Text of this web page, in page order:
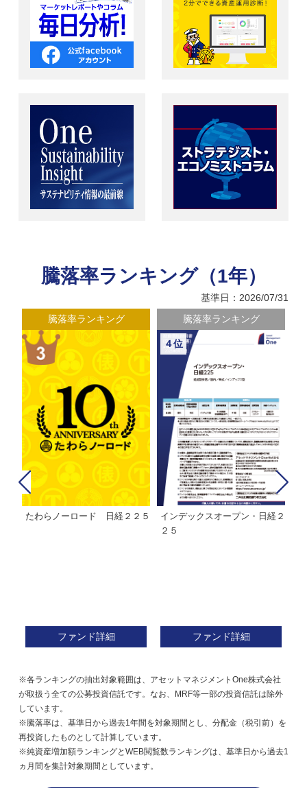
騰落率ランキング（1年）
基準日：2026/07/31
騰落率ランキング
たわらノーロード 日経２２５
ファンド詳細
騰落率ランキング
４位
インデックスオープン・日経２
２５
ファンド詳細
※各ランキングの抽出対象範囲は、アセットマネジメントOne株式会社
が取扱う全ての公募投資信託です。なお、MRF等一部の投資信託は除外
しています。
※騰落率は、基準日から過去1年間を対象期間とし、分配金（税引前）を
再投資したものとして計算しています。
※純資産増加額ランキングとWEB閲覧数ランキングは、基準日から過去1
ヵ月間を集計対象期間としています。